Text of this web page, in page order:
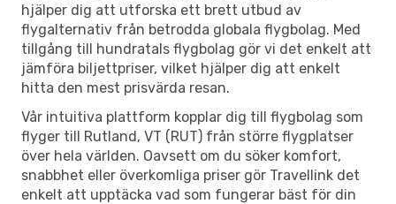
hjälper dig att utforska ett brett utbud av
flygalternativ från betrodda globala flygbolag. Med
tillgång till hundratals flygbolag gör vi det enkelt att
jämföra biljettpriser, vilket hjälper dig att enkelt
hitta den mest prisvärda resan.
Vår intuitiva plattform kopplar dig till flygbolag som
flyger till Rutland, VT (RUT) från större flygplatser
över hela världen. Oavsett om du söker komfort,
snabbhet eller överkomliga priser gör Travellink det
enkelt att upptäcka vad som fungerar bäst för din